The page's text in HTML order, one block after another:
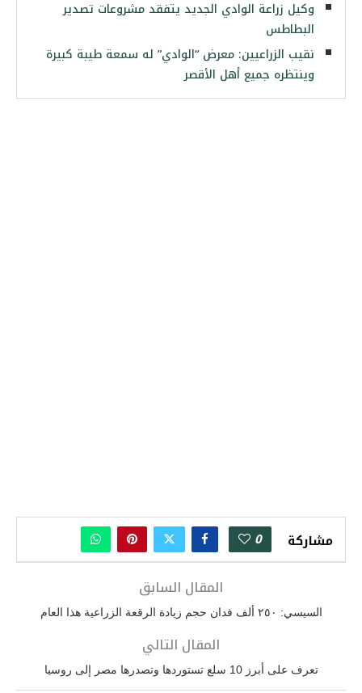
وكيل زراعة الوادي الجديد يتفقد مشروعات تصدير
البطاطس
نقيب الزراعيين: معرض “الوادي” له سمعة طيبة كبيرة
وينتظره جميع أهل الأقصر
مشاركة 0
المقال السابق
السيسي: ٢٥٠ ألف فدان حجم زيادة الرقعة الزراعية هذا العام
المقال التالي
تعرف على أبرز 10 سلع تستوردها وتصدرها مصر إلى روسيا